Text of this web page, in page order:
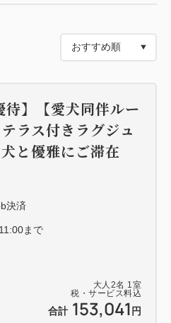
大人 2名 1 室
税・サービス料込
合計 153,041 円
待】【愛犬同伴ルー
ラス付きラグジュ
と優雅にご滞在
決済
まで